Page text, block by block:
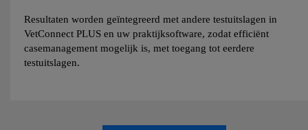
Resultaten worden geïntegreerd met andere testuitslagen in
VetConnect PLUS en uw praktijksoftware, zodat efficiënt
casemanagement mogelijk is, met toegang tot eerdere
testuitslagen.